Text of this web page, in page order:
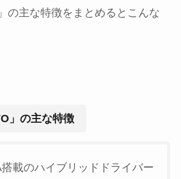
の主な特徴をまとめるとこんな
」の主な特徴
載のハイブリッドドライバー